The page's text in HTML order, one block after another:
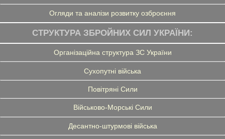
Огляди та аналізи розвитку озброєння
СТРУКТУРА ЗБРОЙНИХ СИЛ УКРАЇНИ:
Організаційна структура ЗС України
Сухопутні війська
Повітряні Сили
Військово-Морські Сили
Десантно-штурмові війська